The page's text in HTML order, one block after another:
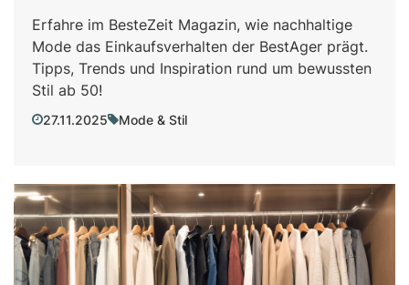
Erfahre im BesteZeit Magazin, wie nachhaltige
Mode das Einkaufsverhalten der BestAger prägt.
Tipps, Trends und Inspiration rund um bewussten
Stil ab 50!
27.11.2025 Mode & Stil